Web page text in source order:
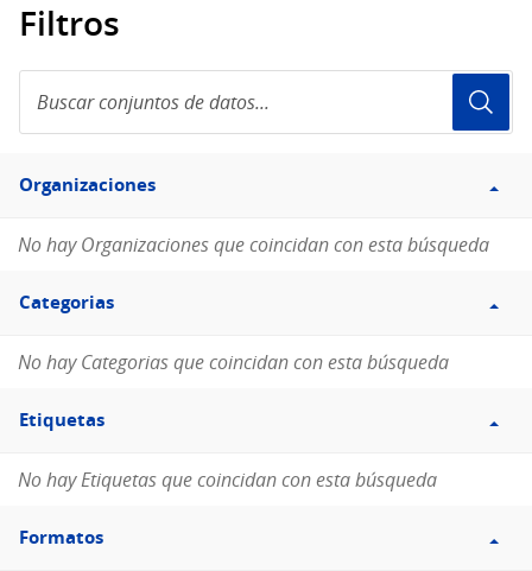
Filtros
conjuntos
de
Filtro
Organizaciones
Organizaciones
No hay Organizaciones que coincidan con esta búsqueda
Filtro
Categorias
Categorias
No hay Categorias que coincidan con esta búsqueda
Filtro
Etiquetas
Etiquetas
No hay Etiquetas que coincidan con esta búsqueda
Filtro
Formatos
Formatos